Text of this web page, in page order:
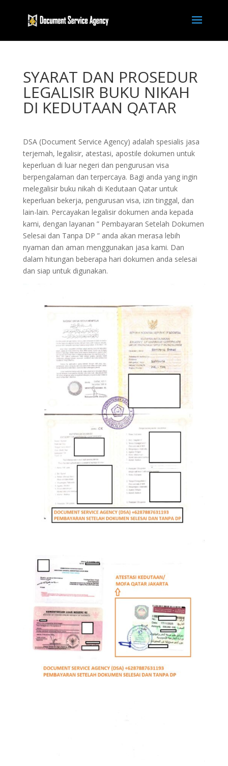
SYARAT DAN PROSEDUR
LEGALISIR BUKU NIKAH
DI KEDUTAAN QATAR
DSA (Document Service Agency) adalah spesialis jasa
terjemah, legalisir, atestasi, apostile dokumen untuk
keperluan di luar negeri dan pengurusan visa
berpengalaman dan terpercaya. Bagi anda yang ingin
melegalisir buku nikah di Kedutaan Qatar untuk
keperluan bekerja, pengurusan visa, izin tinggal, dan
lain-lain. Percayakan legalisir dokumen anda kepada
kami, dengan layanan ” Pembayaran Setelah Dokumen
Selesai dan Tanpa DP ” anda akan merasa lebih
nyaman dan aman menggunakan jasa kami. Dan
dalam hitungan beberapa hari dokumen anda selesai
dan siap untuk digunakan.